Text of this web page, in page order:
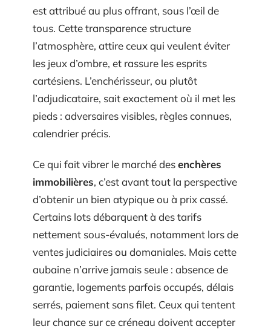
est attribué au plus offrant, sous l’œil de
tous. Cette transparence structure
l’atmosphère, attire ceux qui veulent éviter
les jeux d’ombre, et rassure les esprits
cartésiens. L’enchérisseur, ou plutôt
l’adjudicataire, sait exactement où il met les
pieds : adversaires visibles, règles connues,
calendrier précis.
Ce qui fait vibrer le marché desenchères
immobilières, c’est avant tout la perspective
d’obtenir un bien atypique ou à prix cassé.
Certains lots débarquent à des tarifs
nettement sous-évalués, notamment lors de
ventes judiciaires ou domaniales. Mais cette
aubaine n’arrive jamais seule : absence de
garantie, logements parfois occupés, délais
serrés, paiement sans filet. Ceux qui tentent
leur chance sur ce créneau doivent accepter